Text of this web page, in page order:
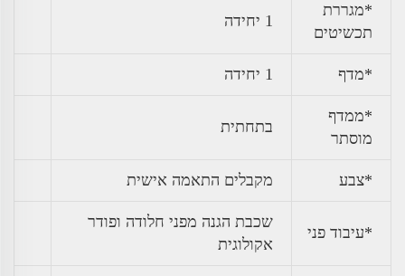
*מגררת
תכשיטים
1 יחידה
*מדף 1 יחידה
*ממדף
מוסתר
בתחתית
*צבע מקבלים התאמה אישית
*עיבוד פני
שכבת הגנה מפני חלודה ופודר
אקולוגית